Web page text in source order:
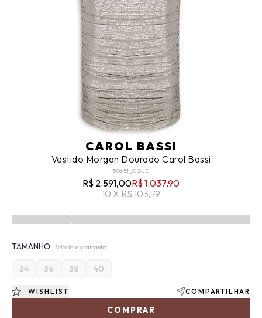
CAROL BASSI
Vestido Morgan Dourado Carol Bassi
50651_GOLD
R$ 2.591,00R$ 1.037,90
10 X R$ 103,79
TAMANHO Selecione o tamanho
34 36 38 40
COMPRAR
WISHLIST COMPARTILHAR